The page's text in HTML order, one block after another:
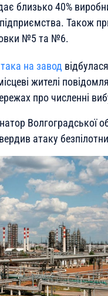
близько 40%
Також
№5 та №6.
на завод
жителі
про численні
Волгоградської
атаку